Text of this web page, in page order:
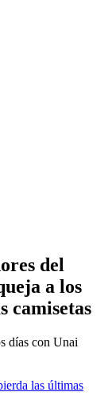
del
a los
camisetas
días con Unai
las últimas